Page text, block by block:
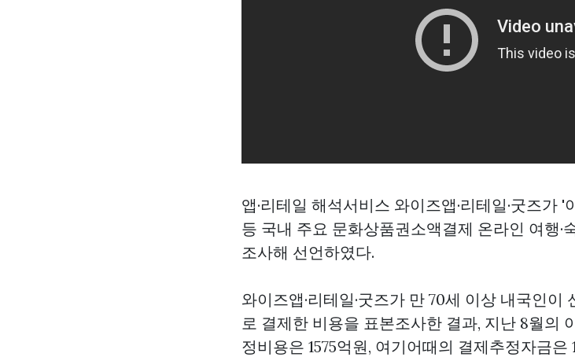
앱·리테일 해석서비스 와이즈앱·리테일·굿즈가
등 국내 주요 문화상품권소액결제 온라인 여행·
조사해 선언하였다.
와이즈앱·리테일·굿즈가 만 70세 이상 내국인
로 결제한 비용을 표본조사한 결과, 지난 8월의
정비용은 1575억원, 여기어때의 결제추정자금